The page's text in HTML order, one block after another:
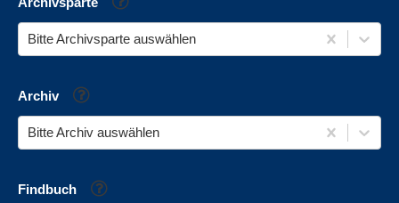
Bitte Archivsparte auswählen
Archiv Hilfe
Bitte Archiv auswählen
Findbuch Hilfe